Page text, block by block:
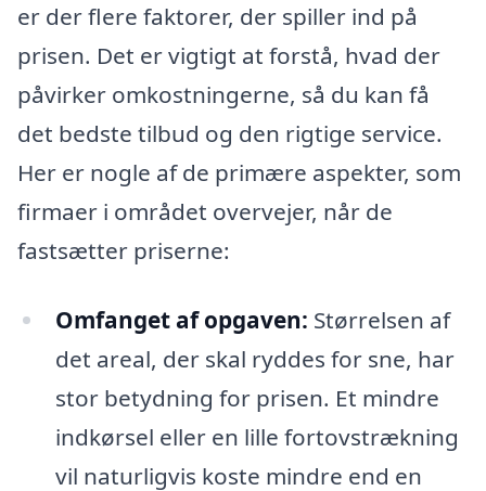
er der flere faktorer, der spiller ind på
prisen. Det er vigtigt at forstå, hvad der
påvirker omkostningerne, så du kan få
det bedste tilbud og den rigtige service.
Her er nogle af de primære aspekter, som
firmaer i området overvejer, når de
fastsætter priserne:
Omfanget af opgaven: Størrelsen af
det areal, der skal ryddes for sne, har
stor betydning for prisen. Et mindre
indkørsel eller en lille fortovstrækning
vil naturligvis koste mindre end en